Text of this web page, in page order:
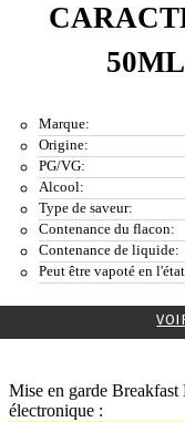
Marque:
Origine:
PG/VG:
Alcool:
Type de saveur:
Contenance du flacon:
Contenance de liquide:
Peut être vapoté en
Mise en garde
électronique :